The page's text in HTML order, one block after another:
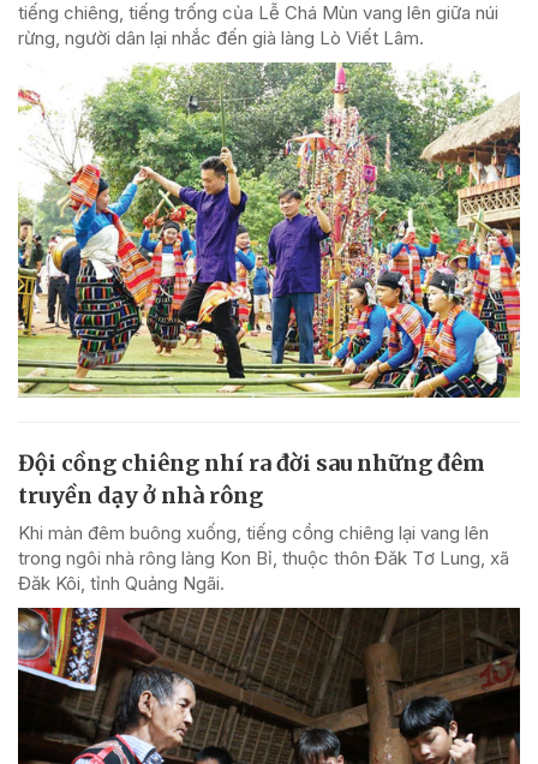
tiếng chiêng, tiếng trống của Lễ Chá Mùn vang lên giữa núi
rừng, người dân lại nhắc đến già làng Lò Viết Lâm.
Đội cồng chiêng nhí ra đời sau những đêm
truyền dạy ở nhà rông
Khi màn đêm buông xuống, tiếng cồng chiêng lại vang lên
trong ngôi nhà rông làng Kon Bỉ, thuộc thôn Đăk Tơ Lung, xã
Đăk Kôi, tỉnh Quảng Ngãi.